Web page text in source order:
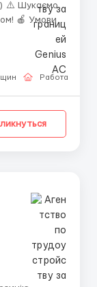
⚠️ Шукаємо
🍎 Умови:
$1000-2000/
6/1
та ін.). —
Работа